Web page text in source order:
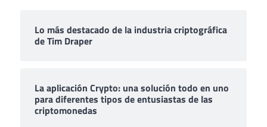
Lo más destacado de la industria criptográfica
de Tim Draper
La aplicación Crypto: una solución todo en uno
para diferentes tipos de entusiastas de las
criptomonedas